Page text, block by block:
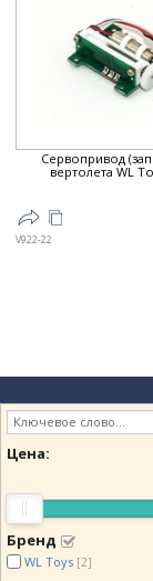
Цена ▲
▼
Сервопривод
вертолета WL
V922-22
Цена:
Бренд
WL Toys [2]